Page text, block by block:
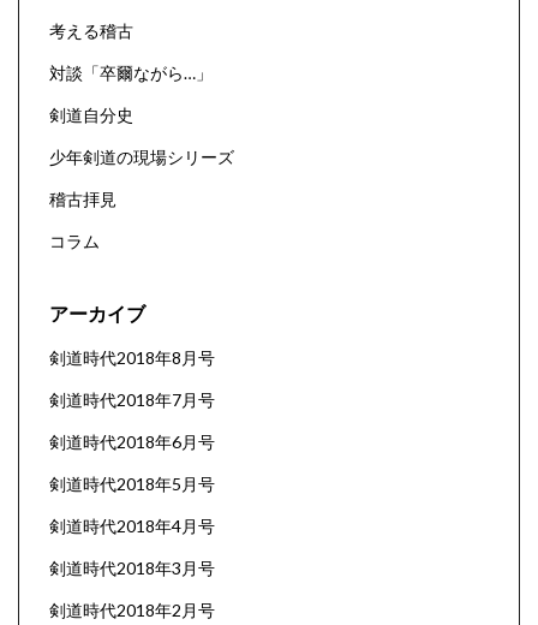
考える稽古
対談「卒爾ながら…」
剣道自分史
少年剣道の現場シリーズ
稽古拝見
コラム
アーカイブ
剣道時代2018年8月号
剣道時代2018年7月号
剣道時代2018年6月号
剣道時代2018年5月号
剣道時代2018年4月号
剣道時代2018年3月号
剣道時代2018年2月号